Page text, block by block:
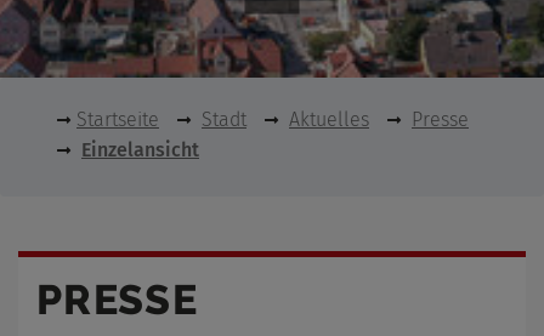
Startseite Stadt Aktuelles
Presse
Einzelansicht
PRESSE